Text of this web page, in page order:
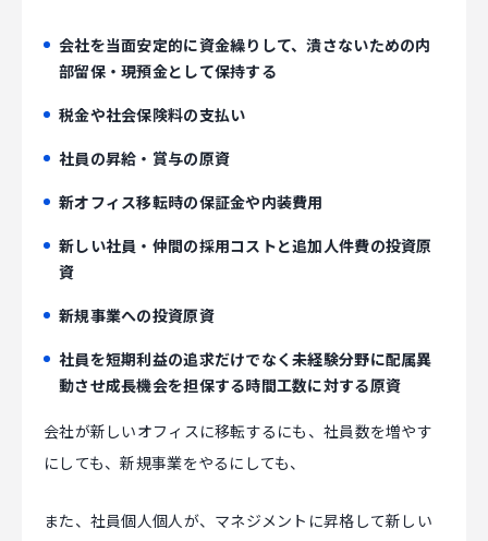
会社を当面安定的に資金繰りして、潰さないための内
部留保・現預金として保持する
税金や社会保険料の支払い
社員の昇給・賞与の原資
新オフィス移転時の保証金や内装費用
新しい社員・仲間の採用コストと追加人件費の投資原
資
新規事業への投資原資
社員を短期利益の追求だけでなく未経験分野に配属異
動させ成長機会を担保する時間工数に対する原資
会社が新しいオフィスに移転するにも、社員数を増やす
にしても、新規事業をやるにしても、
また、社員個人個人が、マネジメントに昇格して新しい